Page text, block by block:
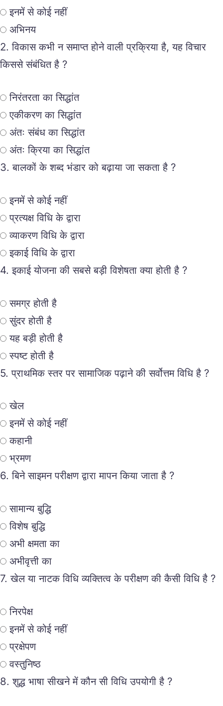
इनमें से कोई नहीं
अभिनय
2.विकास कभी न समाप्त होने वाली प्रक्रिया है, यह विचार
किससे संबंधित है ?
निरंतरता का सिद्धांत
एकीकरण का सिद्धांत
अंतः संबंध का सिद्धांत
अंतः क्रिया का सिद्धांत
3.बालकों के शब्द भंडार को बढ़ाया जा सकता है ?
इनमें से कोई नहीं
प्रत्यक्ष विधि के द्वारा
व्याकरण विधि के द्वारा
इकाई विधि के द्वारा
4.इकाई योजना की सबसे बड़ी विशेषता क्या होती है ?
समग्र होती है
सुंदर होती है
यह बड़ी होती है
स्पष्ट होती है
5.प्राथमिक स्तर पर सामाजिक पढ़ाने की सर्वोत्तम विधि है ?
खेल
इनमें से कोई नहीं
कहानी
भ्रमण
6.बिने साइमन परीक्षण द्वारा मापन किया जाता है ?
सामान्य बुद्धि
विशेष बुद्धि
अभी क्षमता का
अभीवृत्ती का
7.खेल या नाटक विधि व्यक्तित्व के परीक्षण की कैसी विधि है ?
निरपेक्ष
इनमें से कोई नहीं
प्रक्षेपण
वस्तुनिष्ठ
8.शुद्ध भाषा सीखने में कौन सी विधि उपयोगी है ?